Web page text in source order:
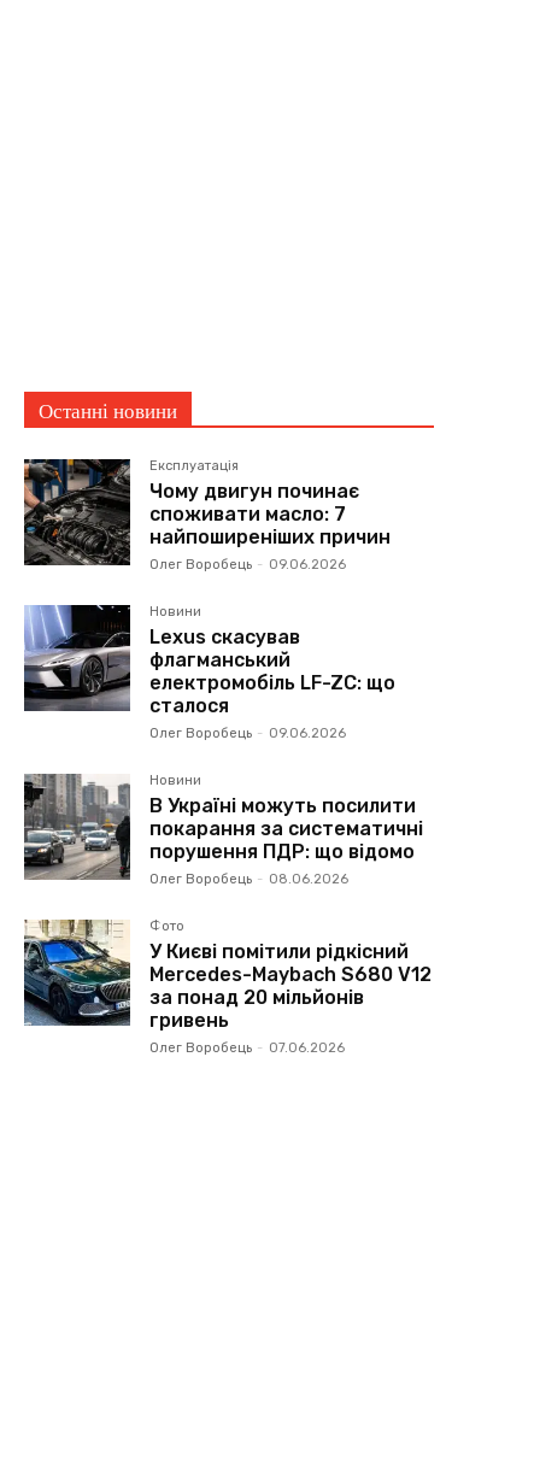
Останні новини
Експлуатація
Чому двигун починає
споживати масло: 7
найпоширеніших причин
Олег Воробець - 09.06.2026
Новини
Lexus скасував
флагманський
електромобіль LF-ZC: що
сталося
Олег Воробець - 09.06.2026
Новини
В Україні можуть посилити
покарання за систематичні
порушення ПДР: що відомо
Олег Воробець - 08.06.2026
Фото
У Києві помітили рідкісний
Mercedes-Maybach S680 V12
за понад 20 мільйонів
гривень
Олег Воробець - 07.06.2026